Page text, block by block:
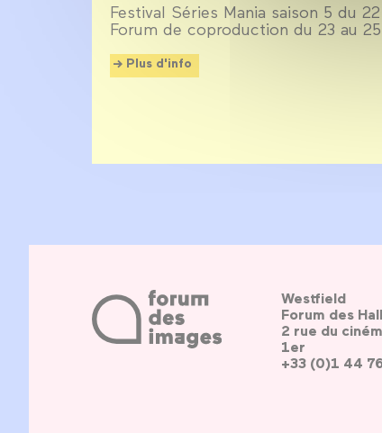
Festival Séries Mania saison 5 du
Forum de coproduction du 23 au
Plus d'info
Westfield
Forum des
2 rue du
1er
+33 (0)1 44